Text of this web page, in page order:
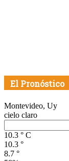
El Pronóstico
Montevideo, Uy
cielo claro
10.3 ° C
10.3 °
8.7 °